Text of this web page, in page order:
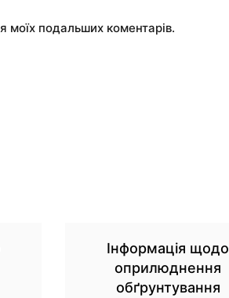
моїх подальших коментарів.
Інформація щодо
оприлюднення
обґрунтування